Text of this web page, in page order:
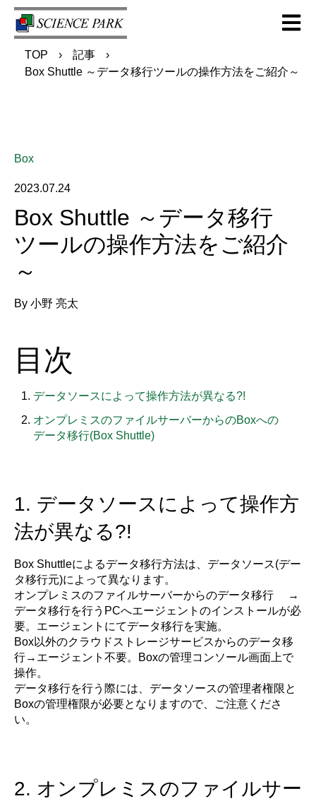
Open
TOP
記事
Box Shuttle ～データ移行ツールの操作方法をご紹介～
Box
2023.07.24
Box Shuttle ～データ移行
ツールの操作方法をご紹介
～
By 小野 亮太
目次
データソースによって操作方法が異なる?!
オンプレミスのファイルサーバーからのBoxへの
データ移行(Box Shuttle)
1. データソースによって操作方
法が異なる?!
Box Shuttleによるデータ移行方法は、データソース(デー
タ移行元)によって異なります。
オンプレミスのファイルサーバーからのデータ移行 →
データ移行を行うPCへエージェントのインストールが必
要。エージェントにてデータ移行を実施。
Box以外のクラウドストレージサービスからのデータ移
行→エージェント不要。Boxの管理コンソール画面上で
操作。
データ移行を行う際には、データソースの管理者権限と
Boxの管理権限が必要となりますので、ご注意くださ
い。
2. オンプレミスのファイルサー